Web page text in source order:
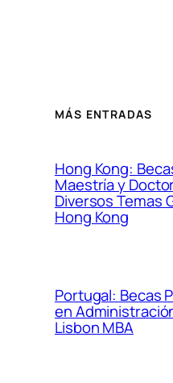
MÁS ENTRADAS
Hong Kong:
Maestría y
Diversos Temas
Hong Kong
Portugal: Becas
en
Lisbon MBA